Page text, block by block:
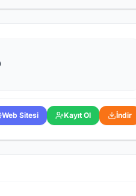
Web Sitesi Kayıt Ol İndir